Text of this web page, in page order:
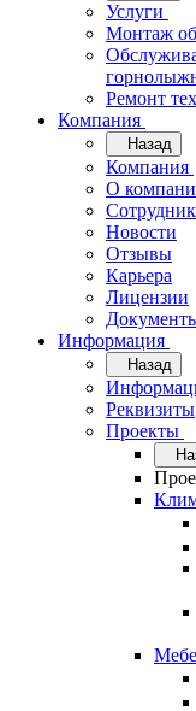
Услуги
Монтаж
Ремонт
Компания
Назад
Компания
О
Новости
Отзывы
Карьера
Лицензии
Информация
Назад
Реквизиты
Проекты